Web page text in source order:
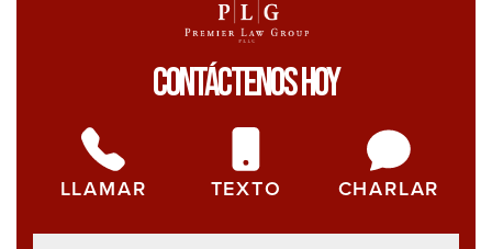
Contáctenos Hoy
LLAMAR TEXTO CHARLAR